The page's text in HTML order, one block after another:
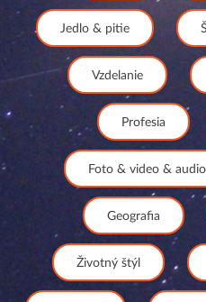
Jedlo & pitie
Vzdelanie
Profesia
Foto & video & audio
Geografia
Životný štýl